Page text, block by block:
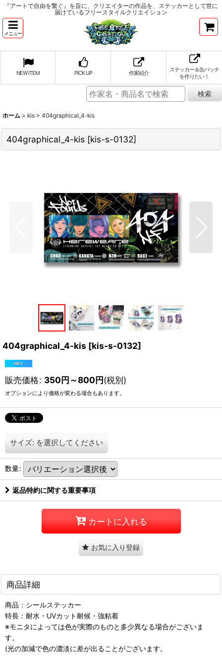
『アートで自由を繋ぐ』を旨に、クリエイターの作品を、ステッカーとして世に
届けているフリースタイルクリエイション
メニュー
NEW ITEM PICK UP 作家紹介
ステッカー＆缶バッチ
を作りたい！
ホーム > kis > 404graphical_4-kis
404graphical_4-kis [kis-s-0132]
404graphical_4-kis [kis-s-0132]
販売価格: 350円～800円(税別)
オプションにより価格が変わる場合もあります。
サイズ: を選択してください
数量:
返品特約に関する重要事項
カートに入れる
お気に入り登録
商品詳細
商品：シールステッカー
特長：耐水・UVカット耐候・強粘着
※モニタによっては色が実際のものと多少異なる場合がございま
す。
(光の加減で色の濃淡に差が出ることがございます。